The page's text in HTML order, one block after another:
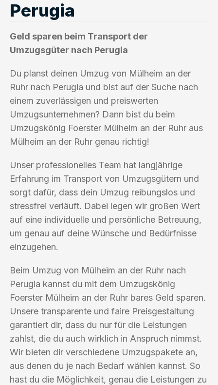
Perugia
Geld sparen beim Transport der
Umzugsgüter nach Perugia
Du planst deinen Umzug von Mülheim an der
Ruhr nach Perugia und bist auf der Suche nach
einem zuverlässigen und preiswerten
Umzugsunternehmen? Dann bist du beim
Umzugskönig Foerster Mülheim an der Ruhr aus
Mülheim an der Ruhr genau richtig!
Unser professionelles Team hat langjährige
Erfahrung im Transport von Umzugsgütern und
sorgt dafür, dass dein Umzug reibungslos und
stressfrei verläuft. Dabei legen wir großen Wert
auf eine individuelle und persönliche Betreuung,
um genau auf deine Wünsche und Bedürfnisse
einzugehen.
Beim Umzug von Mülheim an der Ruhr nach
Perugia kannst du mit dem Umzugskönig
Foerster Mülheim an der Ruhr bares Geld sparen.
Unsere transparente und faire Preisgestaltung
garantiert dir, dass du nur für die Leistungen
zahlst, die du auch wirklich in Anspruch nimmst.
Wir bieten dir verschiedene Umzugspakete an,
aus denen du je nach Bedarf wählen kannst. So
hast du die Möglichkeit, genau die Leistungen zu